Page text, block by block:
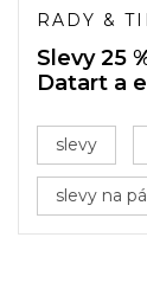
RADY &
Slevy 25
Datart a
slevy
slevy na